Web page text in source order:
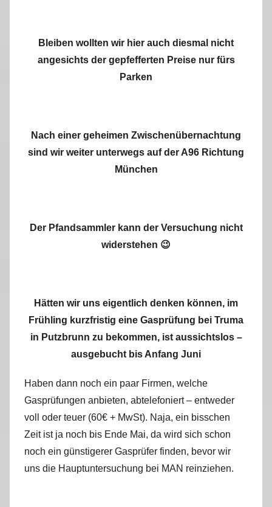
Bleiben wollten wir hier auch diesmal nicht
angesichts der gepfefferten Preise nur fürs
Parken
Nach einer geheimen Zwischenübernachtung
sind wir weiter unterwegs auf der A96 Richtung
München
Der Pfandsammler kann der Versuchung nicht
widerstehen 😉
Hätten wir uns eigentlich denken können, im
Frühling kurzfristig eine Gasprüfung bei Truma
in Putzbrunn zu bekommen, ist aussichtslos –
ausgebucht bis Anfang Juni
Haben dann noch ein paar Firmen, welche
Gasprüfungen anbieten, abtelefoniert – entweder
voll oder teuer (60€ + MwSt). Naja, ein bisschen
Zeit ist ja noch bis Ende Mai, da wird sich schon
noch ein günstigerer Gasprüfer finden, bevor wir
uns die Hauptuntersuchung bei MAN reinziehen.